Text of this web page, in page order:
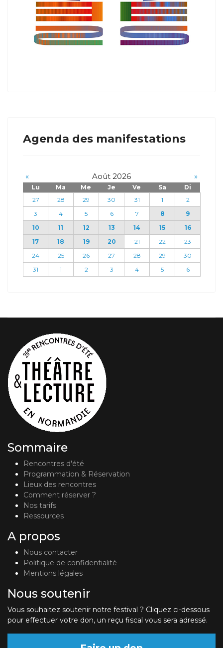
Agenda des manifestations
« Août 2026 »
Lu Ma Me Je Ve Sa
Di
27
28 29 30 31 1
2
3
4 5 6 7 8
9
10
11 12 13 14 15
16
17
18 19 20 21 22
23
24
25 26 27 28 29
30
31
1 2 3 4 5 6
Sommaire
Rencontres d'été
Programmation & Réservation
Lieux des rencontres
Comment réserver ?
Nos tarifs
Ressources
A propos
Nous contacter
Politique de confidentialité
Mentions légales
Nous soutenir
Vous souhaitez soutenir notre festival ? Cliquez ci-dessous
pour effectuer votre don, un reçu fiscal vous sera adressé.